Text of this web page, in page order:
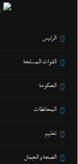
الرئيس
القوات المسلحة
الحكومة
المحافظات
تعليم
الصحة و الجمال